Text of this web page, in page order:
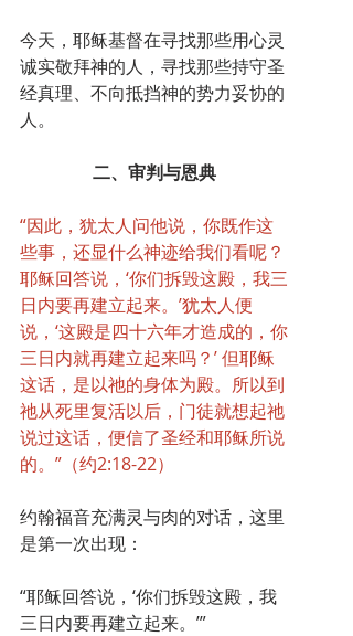
今天，耶稣基督在寻找那些用心灵
诚实敬拜神的人，寻找那些持守圣
经真理、不向抵挡神的势力妥协的
人。
二、审判与恩典
“因此，犹太人问他说，你既作这
些事，还显什么神迹给我们看呢？
耶稣回答说，‘你们拆毁这殿，我三
日内要再建立起来。’犹太人便
说，‘这殿是四十六年才造成的，你
三日内就再建立起来吗？’ 但耶稣
这话，是以祂的身体为殿。所以到
祂从死里复活以后，门徒就想起祂
说过这话，便信了圣经和耶稣所说
的。”（约2:18-22）
约翰福音充满灵与肉的对话，这里
是第一次出现：
“耶稣回答说，‘你们拆毁这殿，我
三日内要再建立起来。’”